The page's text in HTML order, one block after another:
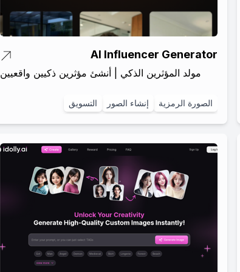
AI Influencer Generator
مولد المؤثرين الذكي | أنشئ مؤثرين ذكيين واقعيين
الصورة الرمزية إنشاء الصور التسويق